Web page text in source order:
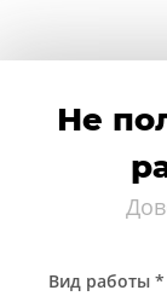
Не
Вид работы *